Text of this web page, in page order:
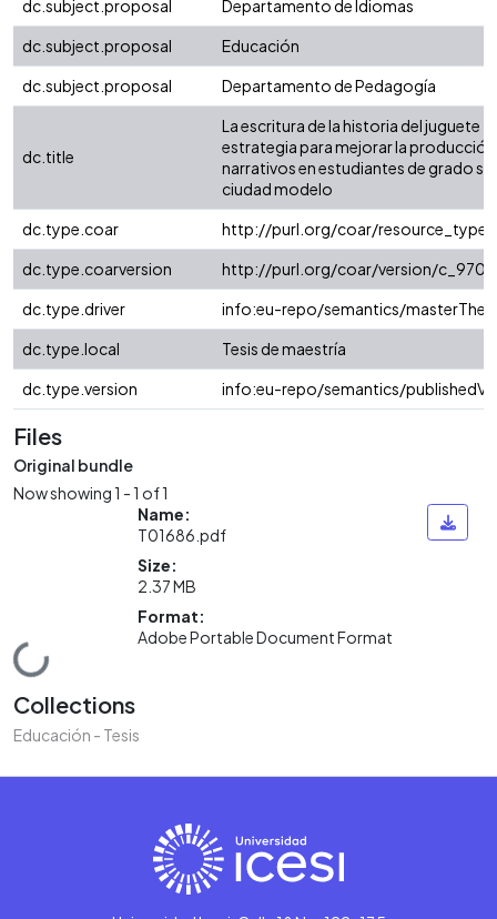
dc.subject.proposal
Departamento de Idiomas
dc.subject.proposal
Educación
dc.subject.proposal
Departamento de Pedagogía
dc.title
La escritura de la historia del juguete
estrategia para mejorar la
narrativos en estudiantes de grado
ciudad modelo
dc.type.coar
http://purl.org/coar/resource_type/
dc.type.coarversion
http://purl.org/coar/version/
dc.type.driver
info:eu-repo/semantics/
dc.type.local
Tesis de maestría
dc.type.version
info:eu-repo/semantics/
Files
Original bundle
Now showing1 - 1 of 1
Loading...
Name:
T01686.pdf
Size:
2.37 MB
Format:
Adobe Portable Document Format
Collections
Educación - Tesis